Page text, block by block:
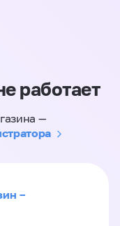
работает
—
–